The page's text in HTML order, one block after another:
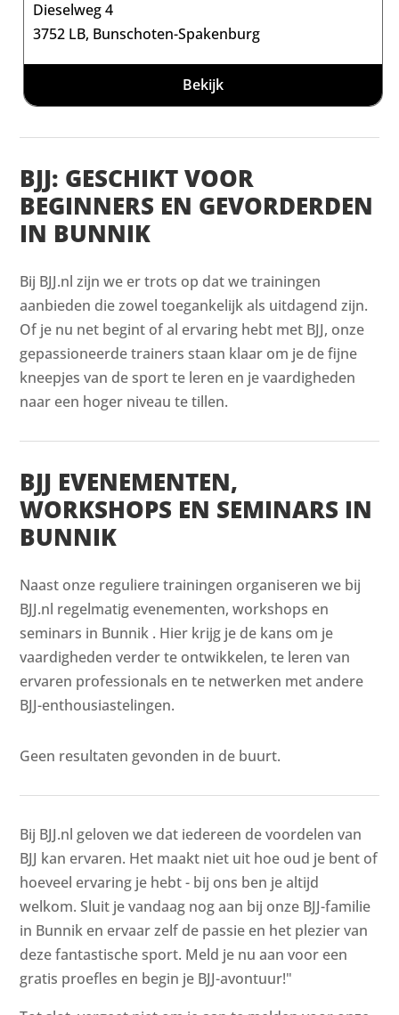
Dieselweg 4
3752 LB, Bunschoten-Spakenburg
Bekijk
BJJ: GESCHIKT VOOR
BEGINNERS EN GEVORDERDEN
IN BUNNIK
Bij BJJ.nl zijn we er trots op dat we trainingen
aanbieden die zowel toegankelijk als uitdagend zijn.
Of je nu net begint of al ervaring hebt met BJJ, onze
gepassioneerde trainers staan klaar om je de fijne
kneepjes van de sport te leren en je vaardigheden
naar een hoger niveau te tillen.
BJJ EVENEMENTEN,
WORKSHOPS EN SEMINARS IN
BUNNIK
Naast onze reguliere trainingen organiseren we bij
BJJ.nl regelmatig evenementen, workshops en
seminars in Bunnik . Hier krijg je de kans om je
vaardigheden verder te ontwikkelen, te leren van
ervaren professionals en te netwerken met andere
BJJ-enthousiastelingen.
Geen resultaten gevonden in de buurt.
Bij BJJ.nl geloven we dat iedereen de voordelen van
BJJ kan ervaren. Het maakt niet uit hoe oud je bent of
hoeveel ervaring je hebt - bij ons ben je altijd
welkom. Sluit je vandaag nog aan bij onze BJJ-familie
in Bunnik en ervaar zelf de passie en het plezier van
deze fantastische sport. Meld je nu aan voor een
gratis proefles en begin je BJJ-avontuur!"